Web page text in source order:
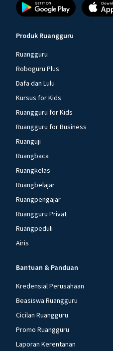
Produk Ruangguru
Ruangguru
Roboguru Plus
Dafa dan Lulu
Kursus for Kids
Ruangguru for Kids
Ruangguru for Business
Ruanguji
Ruangbaca
Ruangkelas
Ruangbelajar
Ruangpengajar
Ruangguru Privat
Ruangpeduli
Airis
Bantuan & Panduan
Kredensial Perusahaan
Beasiswa Ruangguru
Cicilan Ruangguru
Promo Ruangguru
Laporan Kerentanan